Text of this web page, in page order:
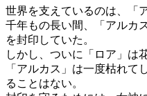
世界を支えているのは、「
千年もの長い間、「アルカ
を封印していた。
しかし、ついに「ロア」は
「アルカス」は一度枯れて
ることはない。